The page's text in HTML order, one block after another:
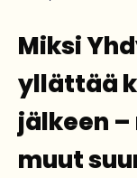
Miksi
yllättää
jälkeen –
muut